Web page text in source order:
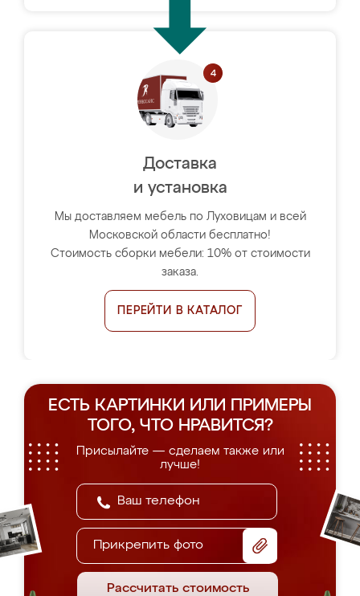
Доставка
и установка
Мы доставляем мебель по Луховицам и всей
Московской области бесплатно!
Стоимость сборки мебели: 10% от стоимости
заказа.
ПЕРЕЙТИ В КАТАЛОГ
ЕСТЬ КАРТИНКИ ИЛИ ПРИМЕРЫ
ТОГО, ЧТО НРАВИТСЯ?
Присылайте — сделаем также или
лучше!
Прикрепить фото
Рассчитать стоимость